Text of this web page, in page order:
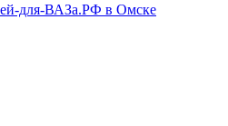
для-ВАЗа.РФ в Омске